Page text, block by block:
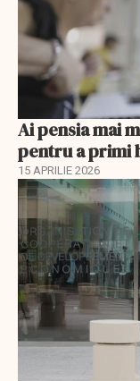
Ai pensia mai
pentru a primi
15 APRILIE 2026